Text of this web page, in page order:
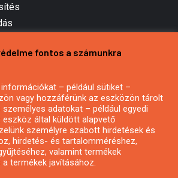
vagy hírlevél
fontos a számunkra
– például sütiket –
vagy hozzáférünk az eszközön tárolt
adatokat – például egyedi
által küldött alapvető
személyre szabott hirdetések és
hirdetés- és tartalomméréshez,
valamint termékek
termékek javításához.